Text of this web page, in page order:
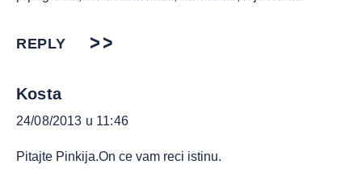
REPLY
Kosta
24/08/2013 u 11:46
Pitajte Pinkija.On ce vam reci istinu.